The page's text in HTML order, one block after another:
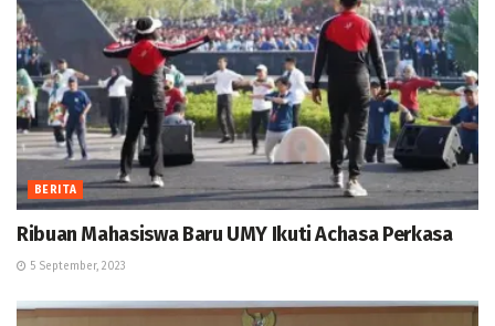
BERITA
Ribuan Mahasiswa Baru UMY Ikuti Achasa Perkasa
5 September, 2023